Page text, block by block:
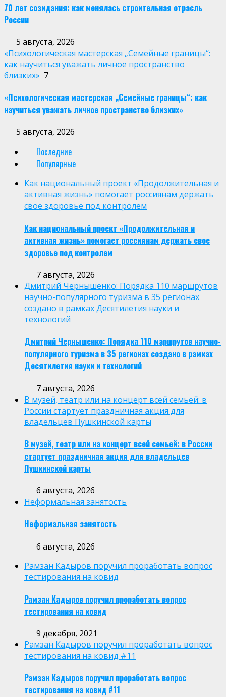
70 лет созидания: как менялась строительная отрасль
России
5 августа, 2026
«Психологическая мастерская „Семейные границы“:
как научиться уважать личное пространство
близких» 7
«Психологическая мастерская „Семейные границы“: как
научиться уважать личное пространство близких»
5 августа, 2026
Последние
Популярные
Как национальный проект «Продолжительная и
активная жизнь» помогает россиянам держать
свое здоровье под контролем
Как национальный проект «Продолжительная и
активная жизнь» помогает россиянам держать свое
здоровье под контролем
7 августа, 2026
Дмитрий Чернышенко: Порядка 110 маршрутов
научно-популярного туризма в 35 регионах
создано в рамках Десятилетия науки и
технологий
Дмитрий Чернышенко: Порядка 110 маршрутов научно-
популярного туризма в 35 регионах создано в рамках
Десятилетия науки и технологий
7 августа, 2026
В музей, театр или на концерт всей семьей: в
России стартует праздничная акция для
владельцев Пушкинской карты
В музей, театр или на концерт всей семьей: в России
стартует праздничная акция для владельцев
Пушкинской карты
6 августа, 2026
Неформальная занятость
Неформальная занятость
6 августа, 2026
Рамзан Кадыров поручил проработать вопрос
тестирования на ковид
Рамзан Кадыров поручил проработать вопрос
тестирования на ковид
9 декабря, 2021
Рамзан Кадыров поручил проработать вопрос
тестирования на ковид #11
Рамзан Кадыров поручил проработать вопрос
тестирования на ковид #11